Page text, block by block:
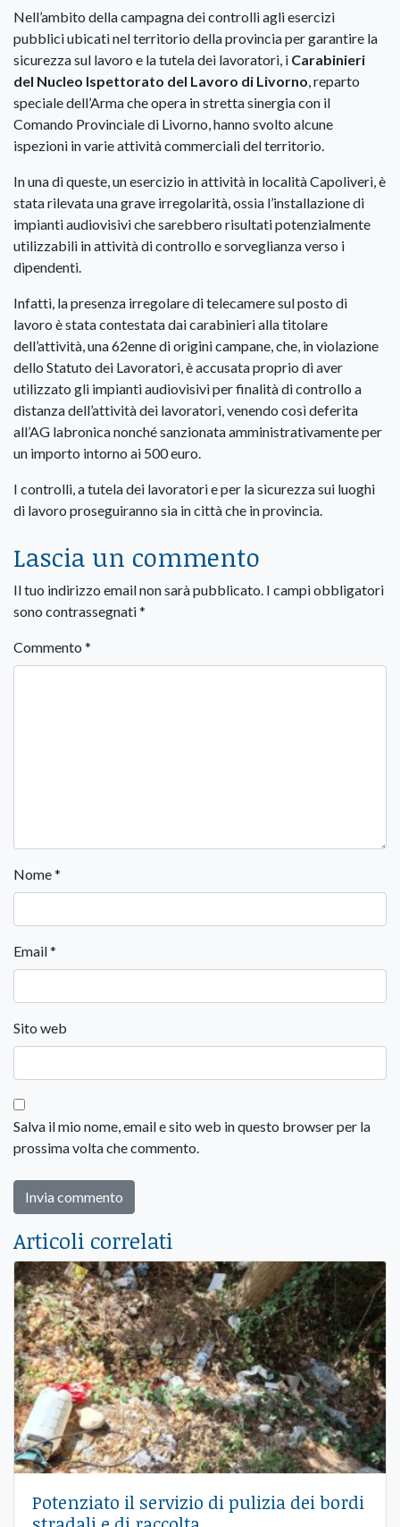
Nell’ambito della campagna dei controlli agli esercizi
pubblici ubicati nel territorio della provincia per garantire la
sicurezza sul lavoro e la tutela dei lavoratori, i Carabinieri
del Nucleo Ispettorato del Lavoro di Livorno , reparto
speciale dell’Arma che opera in stretta sinergia con il
Comando Provinciale di Livorno, hanno svolto alcune
ispezioni in varie attività commerciali del territorio.
In una di queste, un esercizio in attività in località Capoliveri, è
stata rilevata una grave irregolarità, ossia l’installazione di
impianti audiovisivi che sarebbero risultati potenzialmente
utilizzabili in attività di controllo e sorveglianza verso i
dipendenti.
Infatti, la presenza irregolare di telecamere sul posto di
lavoro è stata contestata dai carabinieri alla titolare
dell’attività, una 62enne di origini campane, che, in violazione
dello Statuto dei Lavoratori, è accusata proprio di aver
utilizzato gli impianti audiovisivi per finalità di controllo a
distanza dell’attività dei lavoratori, venendo così deferita
all’AG labronica nonché sanzionata amministrativamente per
un importo intorno ai 500 euro.
I controlli, a tutela dei lavoratori e per la sicurezza sui luoghi
di lavoro proseguiranno sia in città che in provincia.
Lascia un commento
Il tuo indirizzo email non sarà pubblicato. I campi obbligatori
sono contrassegnati*
Commento *
Nome*
Email*
Sito web
Salva il mio nome, email e sito web in questo browser per la
prossima volta che commento.
Articoli correlati
Potenziato il servizio di pulizia dei bordi